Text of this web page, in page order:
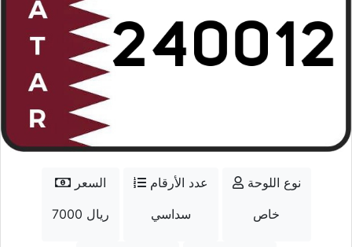
السعر
7000 ريال
عدد الأرقام
سداسي
نوع اللوحة
خاص